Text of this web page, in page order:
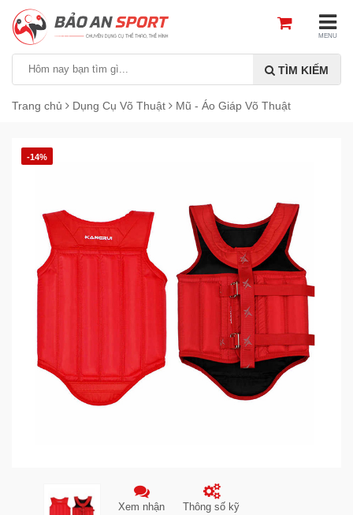
MENU
TÌM KIẾM
Trang chủ Dụng Cụ Võ Thuật Mũ - Áo Giáp Võ Thuật
-14%
Xem nhận
Thông số kỹ